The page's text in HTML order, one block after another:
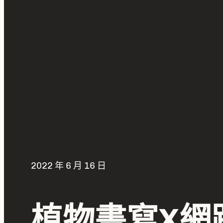
2022 年 6 月 16 日